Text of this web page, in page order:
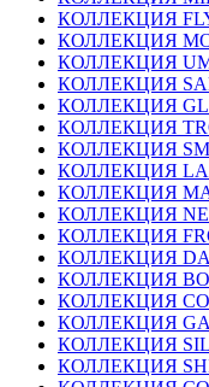
КОЛЛЕКЦИЯ
КОЛЛЕКЦИЯ
КОЛЛЕКЦИЯ
КОЛЛЕКЦИЯ
КОЛЛЕКЦИЯ
КОЛЛЕКЦИЯ
КОЛЛЕКЦИЯ
КОЛЛЕКЦИЯ
КОЛЛЕКЦИЯ
КОЛЛЕКЦИЯ
КОЛЛЕКЦИЯ
КОЛЛЕКЦИЯ
КОЛЛЕКЦИЯ
КОЛЛЕКЦИЯ
КОЛЛЕКЦИЯ
КОЛЛЕКЦИЯ
КОЛЛЕКЦИЯ